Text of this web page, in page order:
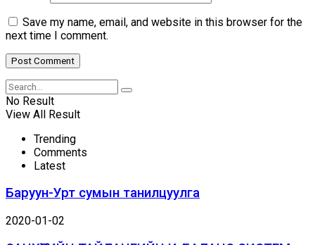
Save my name, email, and website in this browser for the
next time I comment.
No Result
View All Result
Trending
Comments
Latest
Баруун-Урт сумын танилцуулга
2020-01-02